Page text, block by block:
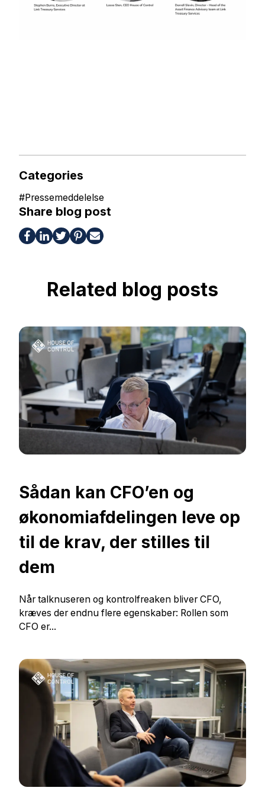
Categories
#Pressemeddelelse
Share blog post
Related blog posts
Sådan kan CFO’en og
økonomiafdelingen leve op
til de krav, der stilles til
dem
Når talknuseren og kontrolfreaken bliver CFO,
kræves der endnu flere egenskaber: Rollen som
CFO er...